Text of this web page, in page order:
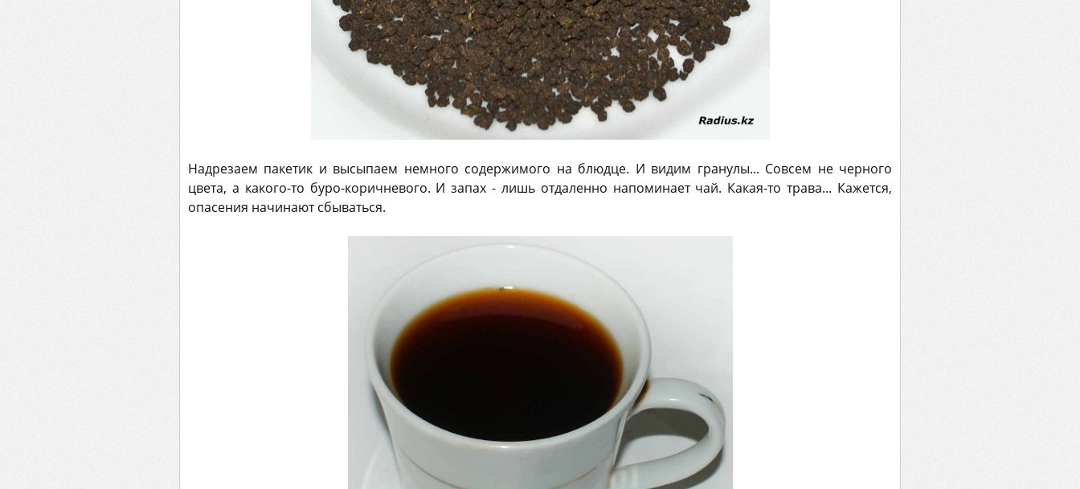
Надрезаем пакетик и высыпаем немного содержимого на блюдце. И видим гранулы... Совсем не черного
цвета, а какого-то буро-коричневого. И запах - лишь отдаленно напоминает чай. Какая-то трава... Кажется,
опасения начинают сбываться.